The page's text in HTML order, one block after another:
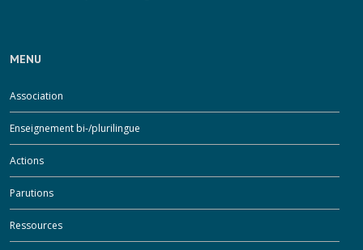
Next
MENU
Association
Enseignement bi-/plurilingue
Actions
Parutions
Ressources